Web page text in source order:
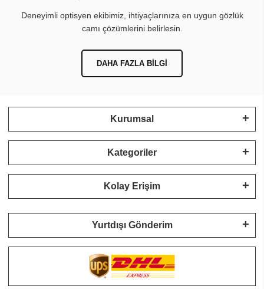
Deneyimli optisyen ekibimiz, ihtiyaçlarınıza en uygun gözlük
camı çözümlerini belirlesin.
DAHA FAZLA BILGI
Kurumsal
Kategoriler
Kolay Erişim
Yurtdışı Gönderim